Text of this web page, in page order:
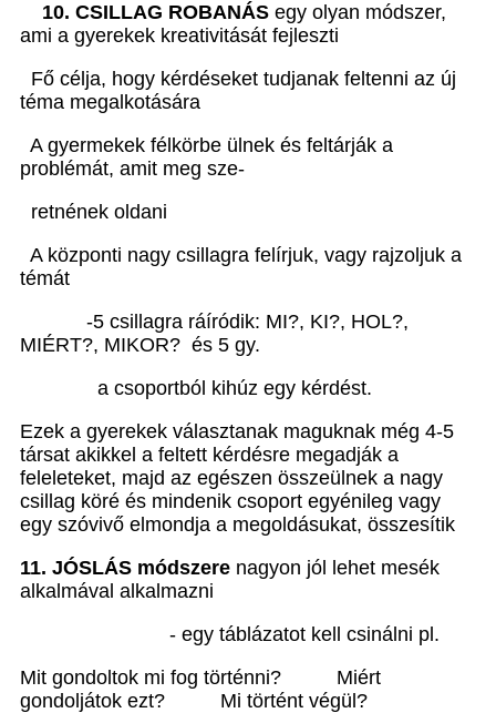
10. CSILLAG ROBANÁS egy olyan módszer,
ami a gyerekek kreativitását fejleszti
Fő célja, hogy kérdéseket tudjanak feltenni az új
téma megalkotására
A gyermekek félkörbe ülnek és feltárják a
problémát, amit meg sze-
retnének oldani
A központi nagy csillagra felírjuk, vagy rajzoljuk a
témát
-5 csillagra ráíródik: MI?, KI?, HOL?,
MIÉRT?, MIKOR? és 5 gy.
a csoportból kihúz egy kérdést.
Ezek a gyerekek választanak maguknak még 4-5
társat akikkel a feltett kérdésre megadják a
feleleteket, majd az egészen összeülnek a nagy
csillag köré és mindenik csoport egyénileg vagy
egy szóvivő elmondja a megoldásukat, összesítik
11. JÓSLÁS módszere nagyon jól lehet mesék
alkalmával alkalmazni
- egy táblázatot kell csinálni pl.
Mit gondoltok mi fog történni? Miért
gondoljátok ezt? Mi történt végül?